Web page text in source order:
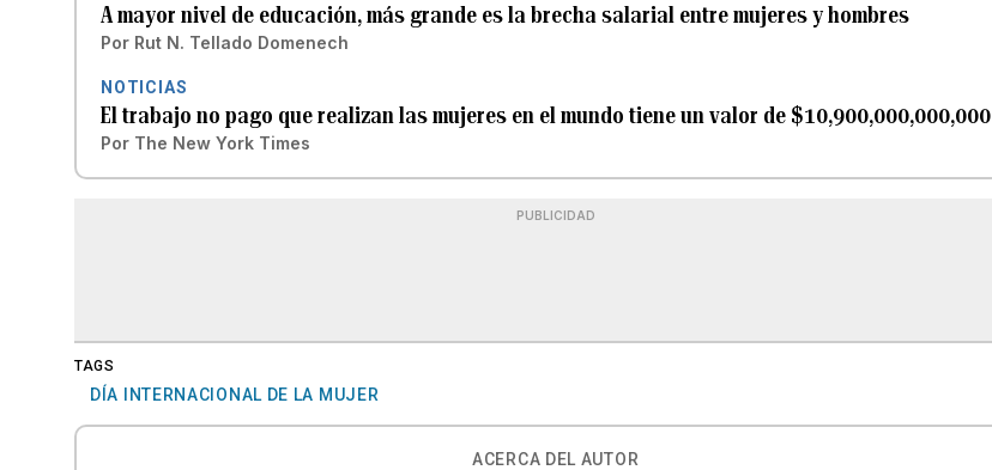
A mayor nivel de educación, más grande es la brecha salarial entre mujeres y hombres
Por Rut N. Tellado Domenech
NOTICIAS
El trabajo no pago que realizan las mujeres en el mundo tiene un valor de $10,900,000,000,000
Por The New York Times
PUBLICIDAD
TAGS
DÍA INTERNACIONAL DE LA MUJER
ACERCA DEL AUTOR